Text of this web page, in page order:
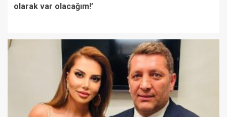
olarak var olacağım!’